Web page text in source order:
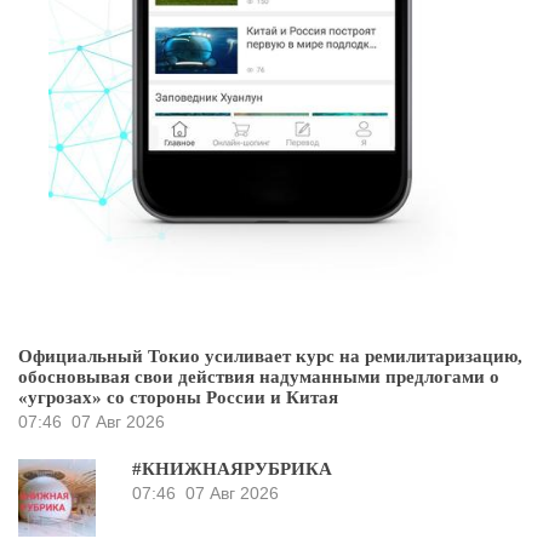
Официальный Токио усиливает курс на ремилитаризацию,
обосновывая свои действия надуманными предлогами о
«угрозах» со стороны России и Китая
07:46 07 Авг 2026
#КНИЖНАЯРУБРИКА
07:46 07 Авг 2026